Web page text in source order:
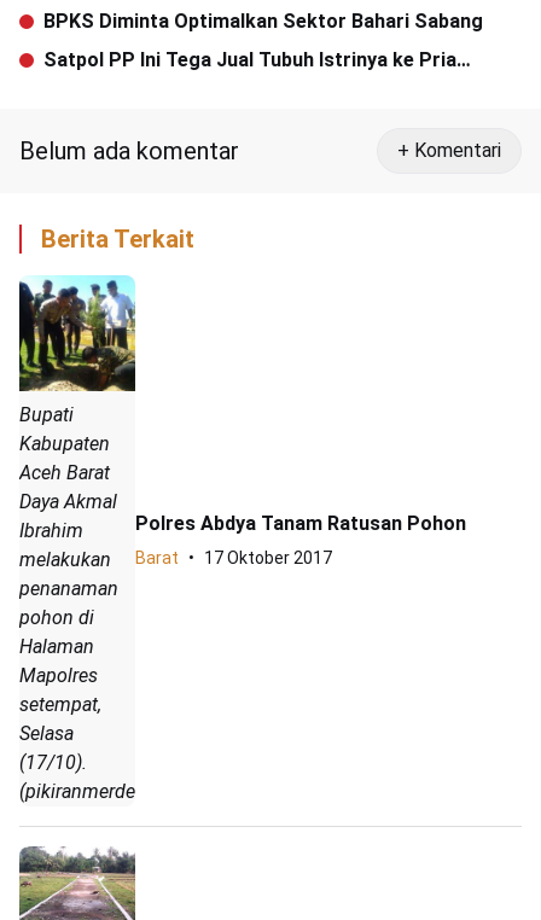
BPKS Diminta Optimalkan Sektor Bahari Sabang
Satpol PP Ini Tega Jual Tubuh Istrinya ke Pria
Belum ada komentar + Komentari
Berita Terkait
Bupati
Kabupaten
Aceh Barat
Daya Akmal
Ibrahim
melakukan
penanaman
pohon di
Halaman
Mapolres
setempat,
Selasa
(17/10).
(pikiranmerdeka.co/Yusni)
Polres Abdya Tanam Ratusan Pohon
Barat 17 Oktober 2017